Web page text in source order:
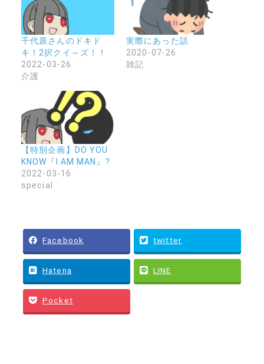
千代原さんのドキド
キ！2択クイ～ズ！！
2022-03-26
介護
実際にあった話
2020-07-26
雑記
【特別企画】DO YOU
KNOW『I AM MAN』?
2022-03-16
special
Facebook twitter
Hatena LINE
Pocket